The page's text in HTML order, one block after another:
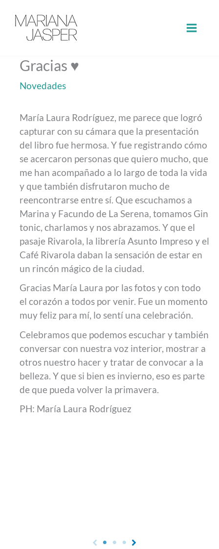
contenido
Gracias ♥️
Novedades
María Laura Rodríguez, me parece que logró
capturar con su cámara que la presentación
del libro fue hermosa. Y fue registrando cómo
se acercaron personas que quiero mucho, que
me han acompañado a lo largo de toda la vida
y que también disfrutaron mucho de
reencontrarse entre sí. Que escuchamos a
Marina y Facundo de La Serena, tomamos Gin
tonic, charlamos y nos abrazamos. Y que el
pasaje Rivarola, la librería Asunto Impreso y el
Café Rivarola daban la sensación de estar en
un rincón mágico de la ciudad.
Gracias María Laura por las fotos y con todo
el corazón a todos por venir. Fue un momento
muy feliz para mí, lo sentí una celebración.
Celebramos que podemos escuchar y también
conversar con nuestra voz interior, mostrar a
otros nuestro hacer y tratar de convocar a la
belleza. Y que si bien es invierno, eso es parte
de que pueda volver la primavera.
PH: María Laura Rodríguez